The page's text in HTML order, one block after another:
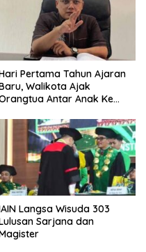
Pertama Tahun Ajaran
Walikota Ajak
Antar Anak Ke
Langsa Wisuda 303
Sarjana dan